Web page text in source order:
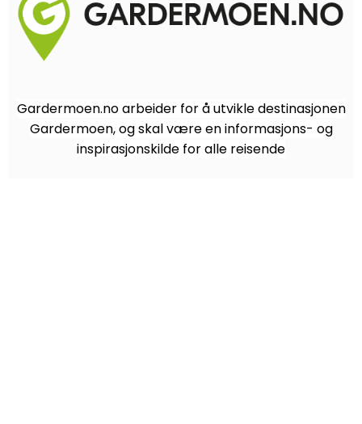
Gardermoen.no arbeider for å utvikle destinasjonen
Gardermoen, og skal være en informasjons- og
inspirasjonskilde for alle reisende